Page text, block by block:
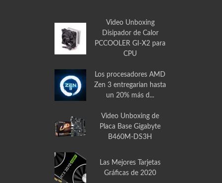
Video Unboxing
Disipador de Calor
PCCOOLER GI-X2 para
CPU
Los procesadores AMD
Zen 3 entregarian hasta
un 20% más d...
Video Unboxing de
Placa Base Gigabyte
B460M-DS3H
Las Mejores Tarjetas
Gráficas de 2020